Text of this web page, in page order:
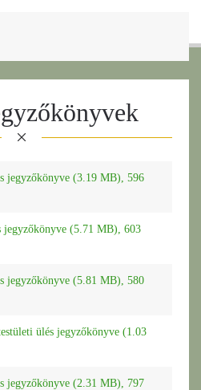
jegyzőkönyve (3.19 MB), 596
jegyzőkönyve (5.71 MB), 603
jegyzőkönyve (5.81 MB), 580
ülés jegyzőkönyve (1.03
jegyzőkönyve (2.31 MB), 797